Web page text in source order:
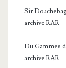
Sir Douchebag
archive RAR
Du Gammes
archive RAR